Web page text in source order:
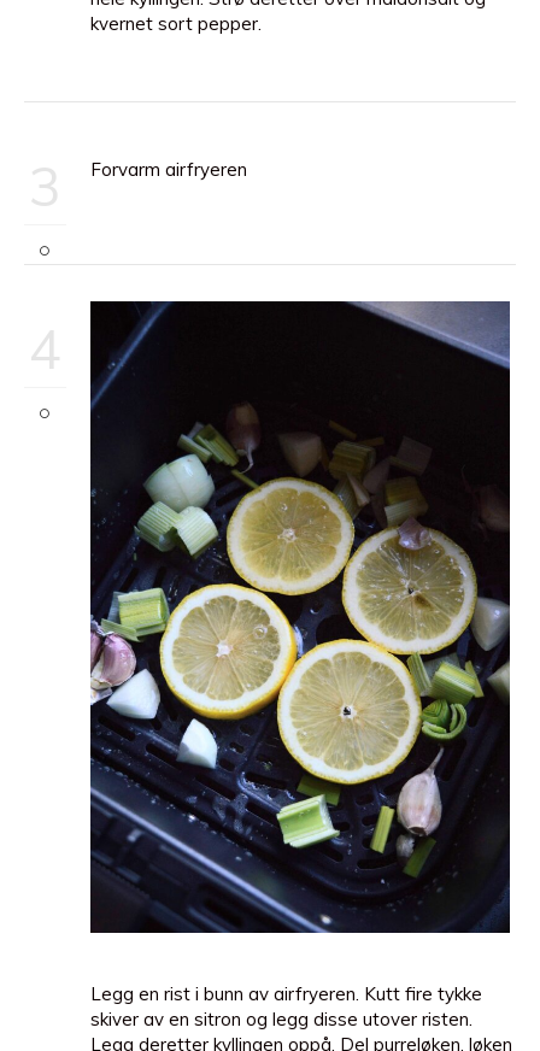
kvernet sort pepper.
3 Forvarm airfryeren
4
Legg en rist i bunn av airfryeren. Kutt fire tykke
skiver av en sitron og legg disse utover risten.
Legg deretter kyllingen oppå. Del purreløken, løken